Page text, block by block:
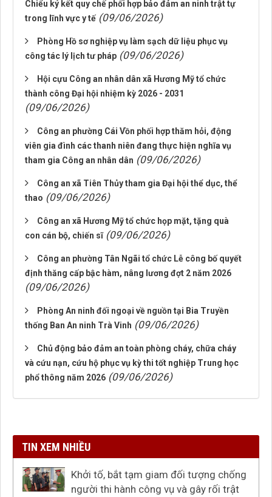
Chiểu ký kết quy chế phối hợp bảo đảm an ninh trật tự
trong lĩnh vực y tế (09/06/2026)
Phòng Hồ sơ nghiệp vụ làm sạch dữ liệu phục vụ
công tác lý lịch tư pháp (09/06/2026)
Hội cựu Công an nhân dân xã Hương Mỹ tổ chức
thành công Đại hội nhiệm kỳ 2026 - 2031
(09/06/2026)
Công an phường Cái Vồn phối hợp thăm hỏi, động
viên gia đình các thanh niên đang thực hiện nghĩa vụ
tham gia Công an nhân dân (09/06/2026)
Công an xã Tiên Thủy tham gia Đại hội thể dục, thể
thao (09/06/2026)
Công an xã Hương Mỹ tổ chức họp mặt, tặng quà
con cán bộ, chiến sĩ (09/06/2026)
Công an phường Tân Ngãi tổ chức Lễ công bố quyết
định thăng cấp bậc hàm, nâng lương đợt 2 năm 2026
(09/06/2026)
Phòng An ninh đối ngoại về nguồn tại Bia Truyền
thống Ban An ninh Trà Vinh (09/06/2026)
Chủ động bảo đảm an toàn phòng cháy, chữa cháy
và cứu nạn, cứu hộ phục vụ kỳ thi tốt nghiệp Trung học
phổ thông năm 2026 (09/06/2026)
TIN XEM NHIỀU
Khởi tố, bắt tạm giam đối tượng chống
người thi hành công vụ và gây rối trật